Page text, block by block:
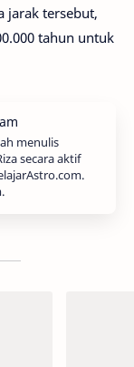
jarak tersebut,
tahun untuk
menulis
secara aktif